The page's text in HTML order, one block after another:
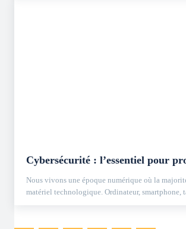
Cybersécurité : l’essentiel pour
Nous vivons une époque numérique où la
matériel technologique. Ordinateur, smartphone,